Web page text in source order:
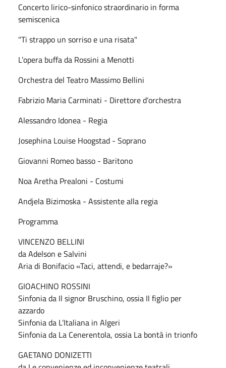
Concerto lirico-sinfonico straordinario in forma
semiscenica
"Ti strappo un sorriso e una risata"
L’opera buffa da Rossini a Menotti
Orchestra del Teatro Massimo Bellini
Fabrizio Maria Carminati - Direttore d’orchestra
Alessandro Idonea - Regia
Josephina Louise Hoogstad - Soprano
Giovanni Romeo basso - Baritono
Noa Aretha Prealoni - Costumi
Andjela Bizimoska - Assistente alla regia
Programma
VINCENZO BELLINI
da Adelson e Salvini
Aria di Bonifacio «Taci, attendi, e bedarraje?»
GIOACHINO ROSSINI
Sinfonia da Il signor Bruschino, ossia Il figlio per
azzardo
Sinfonia da L’Italiana in Algeri
Sinfonia da La Cenerentola, ossia La bontà in trionfo
GAETANO DONIZETTI